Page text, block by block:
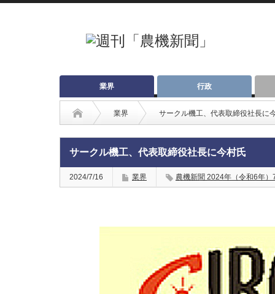
業界 行政
業界 サークル機工、代表取締役社長に
サークル機工、代表取締役社長に今村氏
2024/7/16 業界 農機新聞 2024年（令和6年）